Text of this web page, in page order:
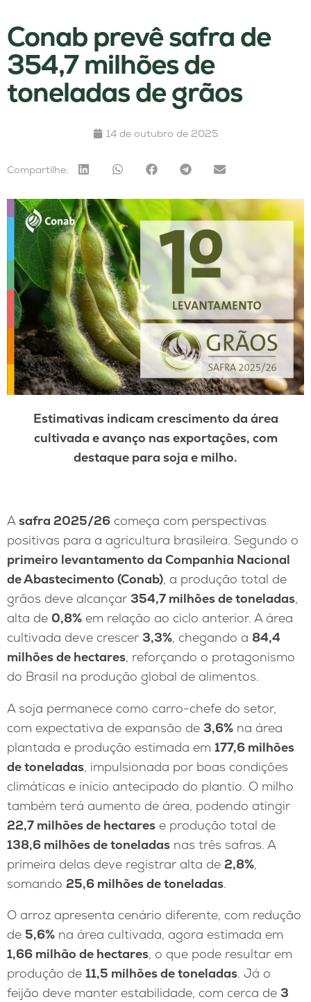
Conab prevê safra de
354,7 milhões de
toneladas de grãos
14 de outubro de 2025
Compartilhe:
Estimativas indicam crescimento da área
cultivada e avanço nas exportações, com
destaque para soja e milho.
Asafra 2025/26 começa com perspectivas
positivas para a agricultura brasileira. Segundo o
primeiro levantamento da Companhia Nacional
de Abastecimento (Conab), a produção total de
grãos deve alcançar 354,7 milhões de toneladas,
alta de 0,8% em relação ao ciclo anterior. A área
cultivada deve crescer 3,3%, chegando a 84,4
milhões de hectares, reforçando o protagonismo
do Brasil na produção global de alimentos.
A soja permanece como carro-chefe do setor,
com expectativa de expansão de 3,6% na área
plantada e produção estimada em 177,6 milhões
de toneladas, impulsionada por boas condições
climáticas e início antecipado do plantio. O milho
também terá aumento de área, podendo atingir
22,7 milhões de hectares e produção total de
138,6 milhões de toneladas nas três safras. A
primeira delas deve registrar alta de 2,8%,
somando 25,6 milhões de toneladas.
O arroz apresenta cenário diferente, com redução
de 5,6% na área cultivada, agora estimada em
1,66 milhão de hectares, o que pode resultar em
produção de 11,5 milhões de toneladas. Já o
feijão deve manter estabilidade, com cerca de 3